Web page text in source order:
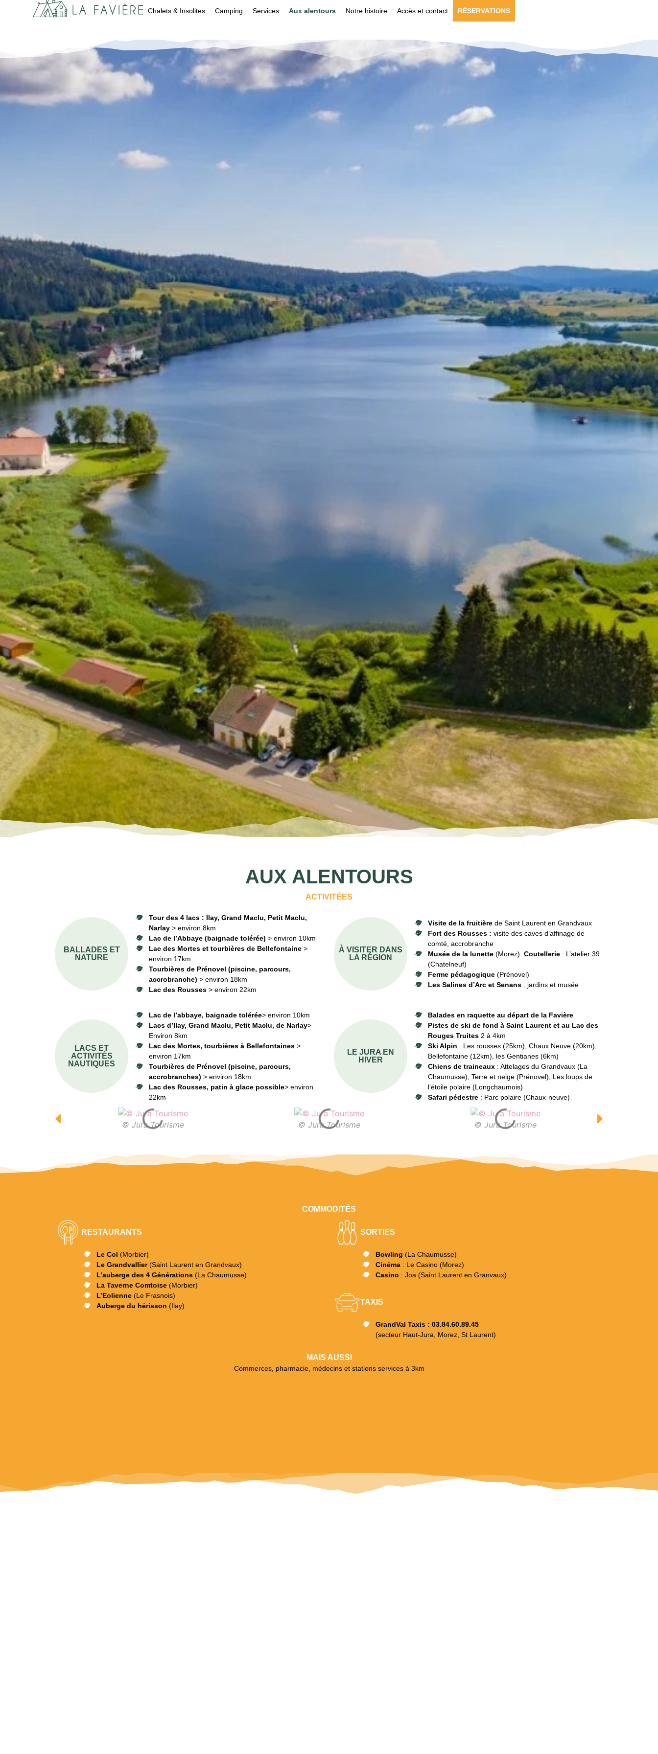
Chalets & Insolites Camping Services Aux alentours Notre histoire Accès et contact RÉSERVATIONS
AUX ALENTOURS
ACTIVITÉES
BALLADES ET
NATURE
Tour des 4 lacs : Ilay, Grand Maclu, Petit Maclu,
Narlay> environ 8km
Lac de l’Abbaye (baignade tolérée) > environ 10km
Lac des Mortes et tourbières de Bellefontaine >
environ 17km
Tourbières de Prénovel (piscine, parcours,
accrobranche) > environ 18km
Lac des Rousses > environ 22km
À VISITER DANS
LA RÉGION
Visite de la fruitière de Saint Laurent en Grandvaux
Fort des Rousses : visite des caves d’affinage de
comté, accrobranche
Musée de la lunette (Morez) Coutellerie : L’atelier 39
(Chatelneuf)
Ferme pédagogique(Prénovel)
Les Salines d’Arc et Senans : jardins et musée
LACS ET
ACTIVITÉS
NAUTIQUES
Lac de l’abbaye, baignade tolérée> environ 10km
Lacs d’Ilay, Grand Maclu, Petit Maclu, de Narlay>
Environ 8km
Lac des Mortes, tourbières à Bellefontaines >
environ 17km
Tourbières de Prénovel (piscine, parcours,
accrobranches) > environ 18km
Lac des Rousses, patin à glace possible> environ
22km
LE JURA EN
HIVER
Balades en raquette au départ de la Favière
Pistes de ski de fond à Saint Laurent et au Lac des
Rouges Truites 2 à 4km
Ski Alpin : Les rousses (25km), Chaux Neuve (20km),
Bellefontaine (12km), les Gentianes (6km)
Chiens de traineaux : Attelages du Grandvaux (La
Chaumusse), Terre et neige (Prénovel), Les loups de
l’étoile polaire (Longchaumois)
Safari pédestre : Parc polaire (Chaux-neuve)
© Jura Tourisme © Jura Tourisme © Jura Tourisme
COMMODITÉS
RESTAURANTS
Le Col (Morbier)
Le Grandvallier(Saint Laurent en Grandvaux)
L’auberge des 4 Générations (La Chaumusse)
La Taverne Comtoise (Morbier)
L’Eolienne (Le Frasnois)
Auberge du hérisson (Ilay)
SORTIES
Bowling (La Chaumusse)
Cinéma : Le Casino (Morez)
Casino : Joa (Saint Laurent en Granvaux)
TAXIS
GrandVal Taxis : 03.84.60.89.45
(secteur Haut-Jura, Morez, St Laurent)
MAIS AUSSI
Commerces, pharmacie, médecins et stations services à 3km